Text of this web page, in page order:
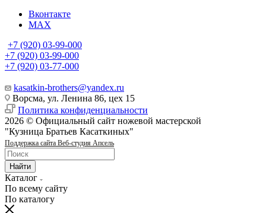
Вконтакте
MAX
+7 (920) 03-99-000
+7 (920) 03-99-000
+7 (920) 03-77-000
kasatkin-brothers@yandex.ru
Ворсма, ул. Ленина 86, цех 15
Политика конфиденциальности
2026 © Официальный сайт ножевой мастерской
"Кузница Братьев Касаткиных"
Поддержка сайта Веб-студия Апсель
Найти
Каталог
По всему сайту
По каталогу